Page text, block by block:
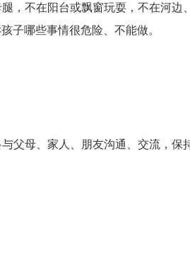
，不在阳台或飘窗玩耍，不在河边
子哪些事情很危险、不能做。
父母、家人、朋友沟通、交流，保